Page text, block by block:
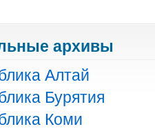
архивы
Алтай
Бурятия
Коми